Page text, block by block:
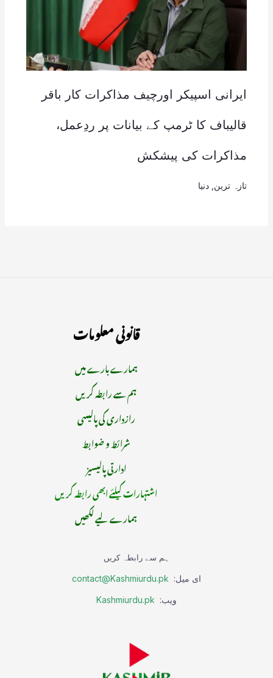
ایرانی اسپیکر اورچیف مذاکرات کار باقر
قالیباف کا ٹرمپ کے بیانات پر ردِعمل،
مذاکرات کی پیشکش
تازہ ترین دنیا
قانونی معلومات
ہمارے بارے میں
ہم سے رابطہ کریں
رازداری کی پالیسی
شرائط و ضوابط
ادارتی پالیسیز
اشتہارات کیلئے ابھی رابطہ کریں
ہمارے لیے لکھیں
ہم سے رابطہ کریں
ای میل: contact@Kashmiurdu.pk
ویب: Kashmiurdu.pk